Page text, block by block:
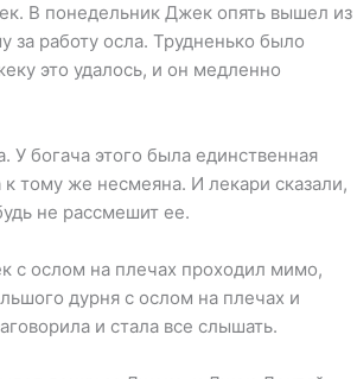
В понедельник Джек опять вышел из
за работу осла. Трудненько было
это удалось, и он медленно
У богача этого была единственная
тому же несмеяна. И лекари сказали,
не рассмешит ее.
с ослом на плечах проходил мимо,
дурня с ослом на плечах и
и стала все слышать.